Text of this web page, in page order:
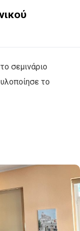
σεμινάριο
το